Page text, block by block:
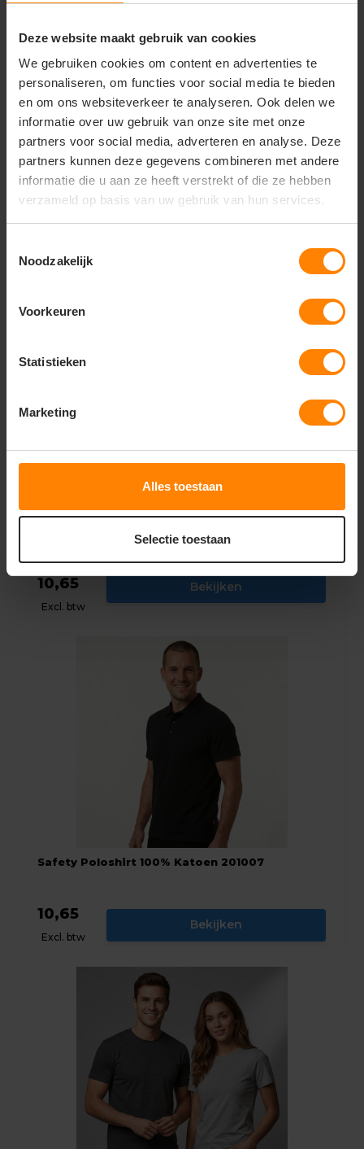
Deze website maakt gebruik van cookies
We gebruiken cookies om content en advertenties te
personaliseren, om functies voor social media te bieden
en om ons websiteverkeer te analyseren. Ook delen we
informatie over uw gebruik van onze site met onze
partners voor social media, adverteren en analyse. Deze
partners kunnen deze gegevens combineren met andere
informatie die u aan ze heeft verstrekt of die ze hebben
verzameld op basis van uw gebruik van hun services.
Noodzakelijk
Voorkeuren
Statistieken
Marketing
Alles toestaan
Selectie toestaan
Premium Werkbroek Twill Cordura 502021
Excl. btw
Polosweater Boord 301005
35,81
10,65
Excl. btw
Bekijken
Safety Poloshirt 100% Katoen 201007
10,65
Excl. btw
Bekijken